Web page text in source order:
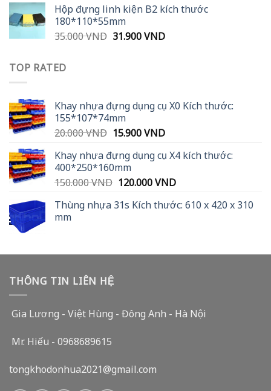
36.000 VND.29.900 VND.
Hộp đựng linh kiện B2 kích thước
180*110*55mm
35.000VND Original
31.900VNDCurrent
TOP RATED
Khay nhựa đựng dụng cụ X0 Kích thước:
155*107*74mm
20.000VND Original
was:
20.000 VND.
15.900VNDCurrent
is:
Khay nhựa đựng dụng cụ X4 kích thước:
400*250*160mm
150.000VND Original
was:
120.000VNDCurrent
is:
Thùng nhựa 31s Kích thước: 610 x 420 x 310
mm
THÔNG TIN LIÊN HỆ
Gia Lương - Việt Hùng - Đông Anh - Hà Nội
Mr. Hiếu - 0968689615
tongkhodonhua2021@gmail.com